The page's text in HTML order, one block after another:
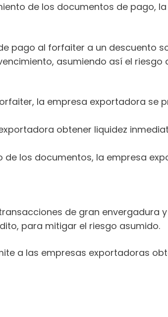
de los documentos de pago,
pago al forfaiter a un descuento
asumiendo así el riesgo
la empresa exportadora se
obtener liquidez
los documentos, la empresa
de gran envergadura
para mitigar el riesgo asumido.
a las empresas exportadoras